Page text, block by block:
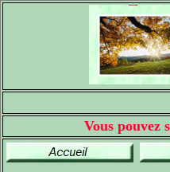
Vous pouvez